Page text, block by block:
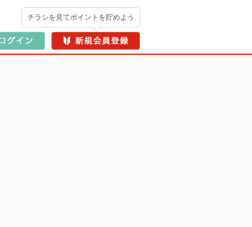
チラシを見てポイントを貯めよう